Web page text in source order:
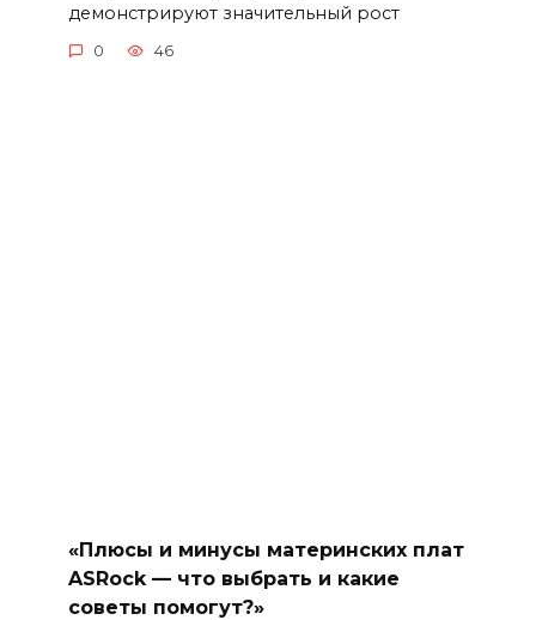
демонстрируют значительный рост
0 46
«Плюсы и минусы материнских плат
ASRock — что выбрать и какие
советы помогут?»